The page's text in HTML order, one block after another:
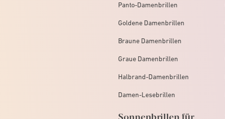
Panto-Damenbrillen
Goldene Damenbrillen
Braune Damenbrillen
Graue Damenbrillen
Halbrand-Damenbrillen
Damen-Lesebrillen
Sonnenbrillen für